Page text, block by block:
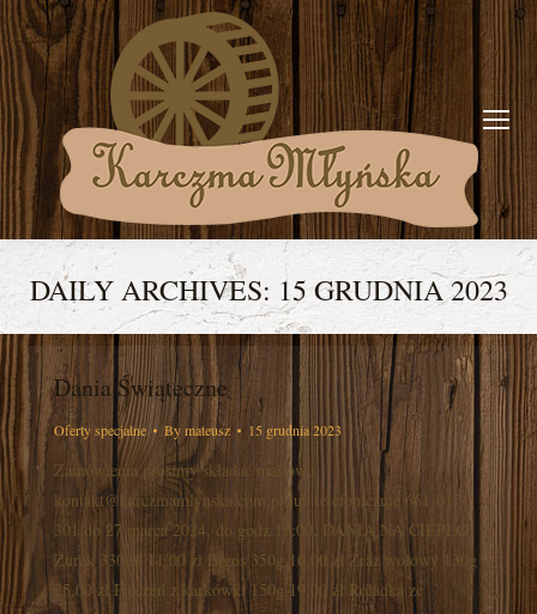
DAILY ARCHIVES: 15 GRUDNIA 2023
You are here:
Dania Świąteczne
Oferty specjalne Bymateusz 15 grudnia 2023
Zamówienia prosimy składać mailowo
kontakt@karczmamlynska.com.pl lub telefonicznie 661-017-
301 do 27 marca 2024, do godz.15:00. DANIA NA CIEPŁO
Żurek 330ml 11,00 zł Bigos 350g 16,00 zł Zraz wołowy 130g
25,00 zł Pieczeń z karkówki 150g 19,00 zł Roladka ze